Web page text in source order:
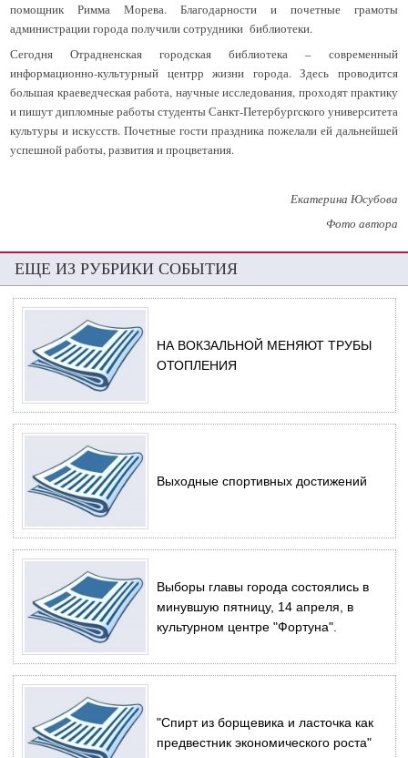
помощник Римма Морева. Благодарности и почетные грамоты
администрации города получили сотрудники библиотеки.
Сегодня Отрадненская городская библиотека – современный
информационно-культурный центрр жизни города. Здесь проводится
большая краеведческая работа, научные исследования, проходят практику
и пишут дипломные работы студенты Санкт-Петербургского университета
культуры и искусств. Почетные гости праздника пожелали ей дальнейшей
успешной работы, развития и процветания.
Екатерина Юсубова
Фото автора
ЕЩЕ ИЗ РУБРИКИ СОБЫТИЯ
НА ВОКЗАЛЬНОЙ МЕНЯЮТ ТРУБЫ
ОТОПЛЕНИЯ
Выходные спортивных достижений
Выборы главы города состоялись в
минувшую пятницу, 14 апреля, в
культурном центре "Фортуна".
"Спирт из борщевика и ласточка как
предвестник экономического роста"